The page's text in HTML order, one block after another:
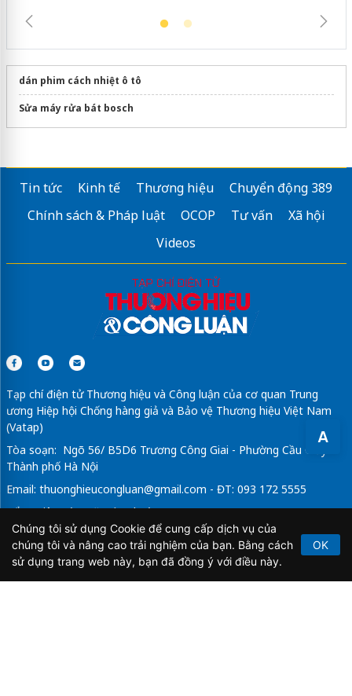
A
dán phim cách nhiệt ô tô
Sửa máy rửa bát bosch
Tin tức Kinh tế Thương hiệu
Chuyển động 389
Chính sách & Pháp luật
OCOP Tư vấn
Xã hội
Videos
Tạp chí điện tử Thương hiệu và Công luận của cơ quan Trung
ương Hiệp hội Chống hàng giả và Bảo vệ Thương hiệu Việt Nam
(Vatap)
Tòa soạn: Ngõ 56/ B5D6 Trương Công Giai - Phường Cầu Giấy -
Thành phố Hà Nội
Email: thuonghieucongluan@gmail.com - ĐT: 093 172 5555
Tổng Biên Tập: Vũ Đức Thuận
Giấy phép hoạt động báo chí điện tử số 64/GP-BTTTT do Bộ
Thông tin và Truyền thông cấp ngày 21/2/2020.
Chúng tôi sử dụng Cookie để cung cấp dịch vụ của
chúng tôi và nâng cao trải nghiệm của bạn. Bằng cách
sử dụng trang web này, bạn đã đồng ý với điều này.
OK